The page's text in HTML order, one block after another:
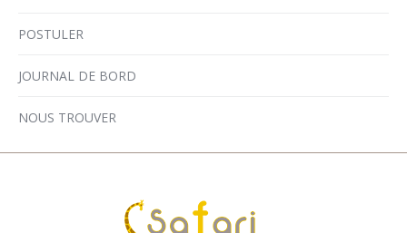
POSTULER
JOURNAL DE BORD
NOUS TROUVER